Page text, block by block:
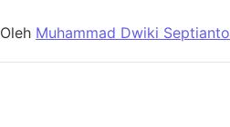
Oleh Muhammad Dwiki Septianto